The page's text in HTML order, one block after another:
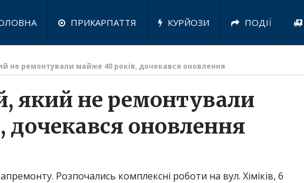
ПРИКАРПАТТЯ КУРЙОЗИ ПОДІЇ
не ремонтували майже 40 років, дочекався оновлення
який не ремонтували
дочекався оновлення
Розпочались комплексні роботи на вул. Хіміків, 6